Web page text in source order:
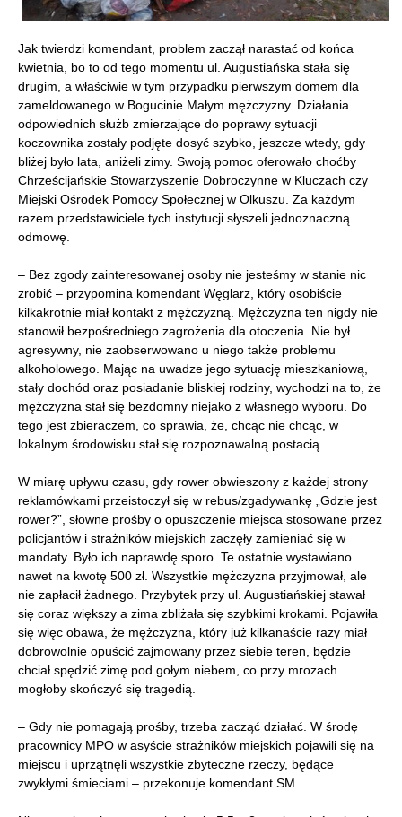
Jak twierdzi komendant, problem zaczął narastać od końca
kwietnia, bo to od tego momentu ul. Augustiańska stała się
drugim, a właściwie w tym przypadku pierwszym domem dla
zameldowanego w Bogucinie Małym mężczyzny. Działania
odpowiednich służb zmierzające do poprawy sytuacji
koczownika zostały podjęte dosyć szybko, jeszcze wtedy, gdy
bliżej było lata, aniżeli zimy. Swoją pomoc oferowało choćby
Chrześcijańskie Stowarzyszenie Dobroczynne w Kluczach czy
Miejski Ośrodek Pomocy Społecznej w Olkuszu. Za każdym
razem przedstawiciele tych instytucji słyszeli jednoznaczną
odmowę.
– Bez zgody zainteresowanej osoby nie jesteśmy w stanie nic
zrobić – przypomina komendant Węglarz, który osobiście
kilkakrotnie miał kontakt z mężczyzną. Mężczyzna ten nigdy nie
stanowił bezpośredniego zagrożenia dla otoczenia. Nie był
agresywny, nie zaobserwowano u niego także problemu
alkoholowego. Mając na uwadze jego sytuację mieszkaniową,
stały dochód oraz posiadanie bliskiej rodziny, wychodzi na to, że
mężczyzna stał się bezdomny niejako z własnego wyboru. Do
tego jest zbieraczem, co sprawia, że, chcąc nie chcąc, w
lokalnym środowisku stał się rozpoznawalną postacią.
W miarę upływu czasu, gdy rower obwieszony z każdej strony
reklamówkami przeistoczył się w rebus/zgadywankę „Gdzie jest
rower?”, słowne prośby o opuszczenie miejsca stosowane przez
policjantów i strażników miejskich zaczęły zamieniać się w
mandaty. Było ich naprawdę sporo. Te ostatnie wystawiano
nawet na kwotę 500 zł. Wszystkie mężczyzna przyjmował, ale
nie zapłacił żadnego. Przybytek przy ul. Augustiańskiej stawał
się coraz większy a zima zbliżała się szybkimi krokami. Pojawiła
się więc obawa, że mężczyzna, który już kilkanaście razy miał
dobrowolnie opuścić zajmowany przez siebie teren, będzie
chciał spędzić zimę pod gołym niebem, co przy mrozach
mogłoby skończyć się tragedią.
– Gdy nie pomagają prośby, trzeba zacząć działać. W środę
pracownicy MPO w asyście strażników miejskich pojawili się na
miejscu i uprzątnęli wszystkie zbyteczne rzeczy, będące
zwykłymi śmieciami – przekonuje komendant SM.